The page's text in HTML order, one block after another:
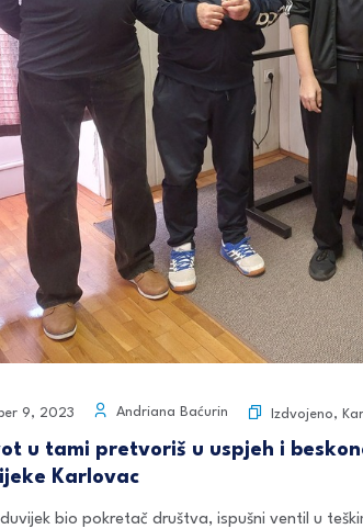
9, 2023 Andriana Baćurin Izdvojeno,
u tami pretvoriš u uspjeh i
Karlovac
bio pokretač društva, ispušni ventil u